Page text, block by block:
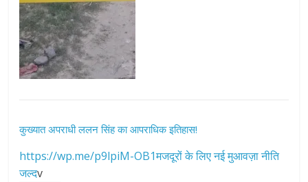
कुख्यात अपराधी ललन सिंह का आपराधिक इतिहास!
https://wp.me/p9lpiM-OB1मजदूरों के लिए नई मुआवज़ा नीति
जल्दv